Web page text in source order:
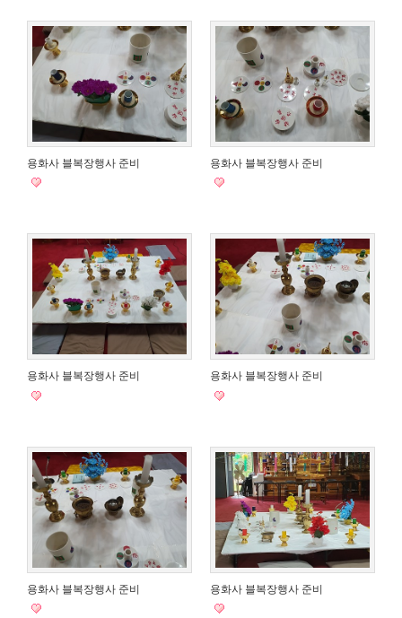
용화사 블복장행사 준비 용화사 블복장행사 준비
용화사 블복장행사 준비 용화사 블복장행사 준비
용화사 블복장행사 준비 용화사 블복장행사 준비